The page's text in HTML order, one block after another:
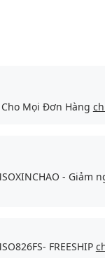
Mọi Đơn Hàng
- Giảm
FREESHIP